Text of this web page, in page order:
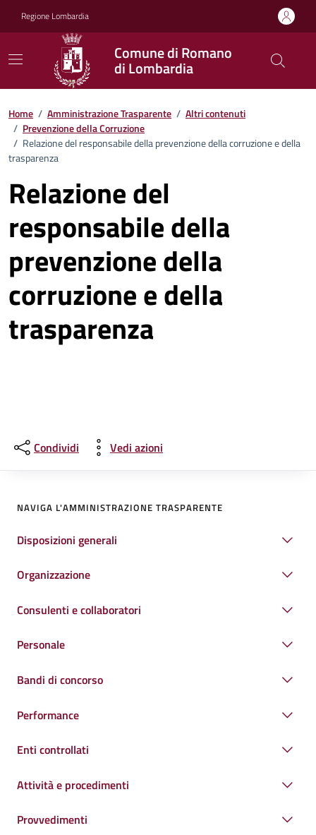
Regione Lombardia
Comune di Romano
di Lombardia
Home / Amministrazione Trasparente / Altri contenuti
/ Prevenzione della Corruzione
/ Relazione del responsabile della prevenzione della corruzione e della
trasparenza
Relazione del
responsabile della
prevenzione della
corruzione e della
trasparenza
Condividi Vedi azioni
NAVIGA L'AMMINISTRAZIONE TRASPARENTE
Disposizioni generali
Organizzazione
Consulenti e collaboratori
Personale
Bandi di concorso
Performance
Enti controllati
Attività e procedimenti
Provvedimenti